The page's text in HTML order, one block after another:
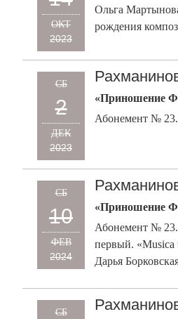
ОКТ
2023
Ольга
рождения
СБ
2
ДЕК
2023
«Приношение
Абонемент №
СБ
10
ФЕВ
2024
«Приношение
Абонемент №
первый. «Musica
Дарья
СБ